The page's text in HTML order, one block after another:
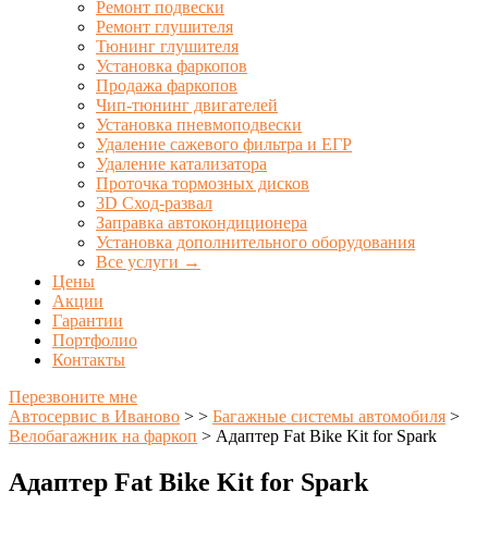
Ремонт подвески
Ремонт глушителя
Тюнинг глушителя
Установка фаркопов
Продажа фаркопов
Чип-тюнинг двигателей
Установка пневмоподвески
Удаление сажевого фильтра и ЕГР
Удаление катализатора
Проточка тормозных дисков
3D Сход-развал
Заправка автокондиционера
Установка дополнительного оборудования
Все услуги →
Цены
Акции
Гарантии
Портфолио
Контакты
Перезвоните мне
Автосервис в Иваново > > Багажные системы автомобиля >
Велобагажник на фаркоп > Адаптер Fat Bike Kit for Spark
Адаптер Fat Bike Kit for Spark